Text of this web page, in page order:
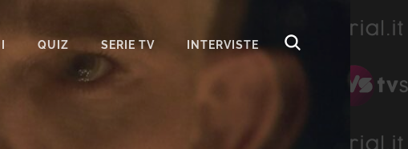
QUIZ SERIE TV INTERVISTE